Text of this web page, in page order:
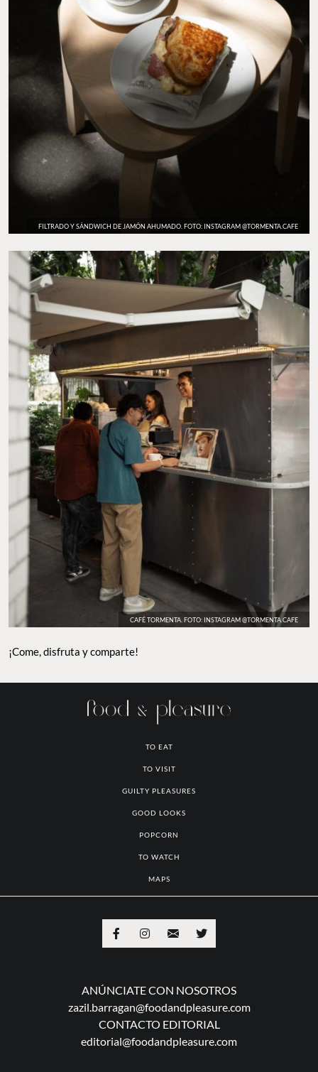
FILTRADO Y SÁNDWICH DE JAMÓN AHUMADO. FOTO: INSTAGRAM @TORMENTA.CAFE
CAFÉ TORMENTA. FOTO: INSTAGRAM @TORMENTA.CAFE
¡Come, disfruta y comparte!
TO EAT
TO VISIT
GUILTY PLEASURES
GOOD LOOKS
POPCORN
TO WATCH
MAPS
ANÚNCIATE CON NOSOTROS
zazil.barragan@foodandpleasure.com
CONTACTO EDITORIAL
editorial@foodandpleasure.com